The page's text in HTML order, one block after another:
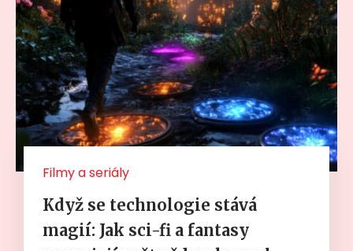
Filmy a seriály
Když se technologie stává
magií: Jak sci-fi a fantasy